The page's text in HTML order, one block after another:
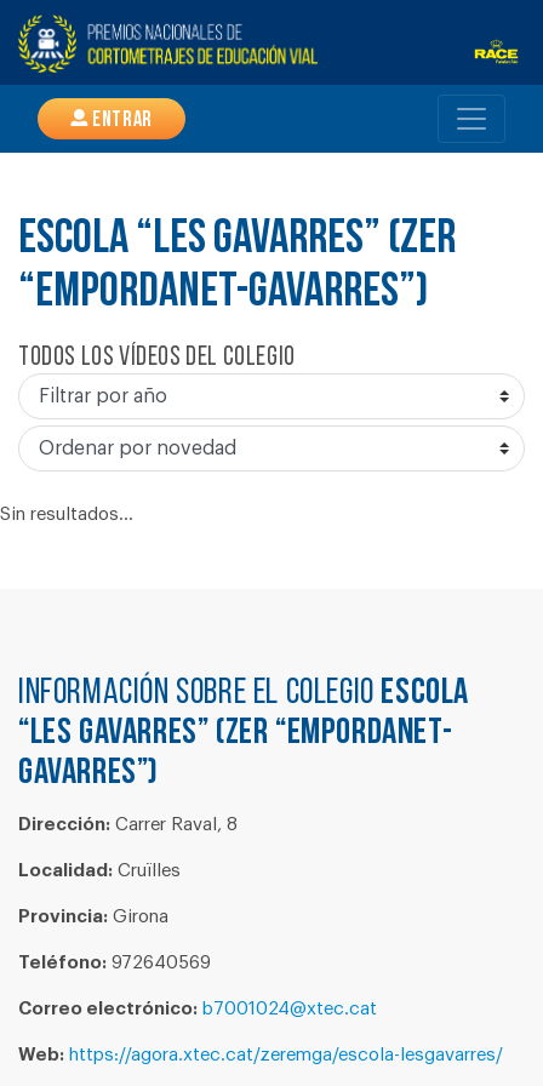
Entrar
ESCOLA “LES GAVARRES” (ZER
“EMPORDANET-GAVARRES”)
Todos los vídeos del colegio
Sin resultados...
Información sobre el colegio ESCOLA
“LES GAVARRES” (ZER “EMPORDANET-
GAVARRES”)
Dirección: Carrer Raval, 8
Localidad: Cruïlles
Provincia: Girona
Teléfono: 972640569
Correo electrónico: b7001024@xtec.cat
Web: https://agora.xtec.cat/zeremga/escola-lesgavarres/